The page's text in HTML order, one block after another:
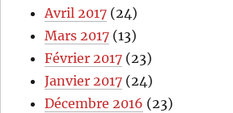
Avril 2017 (24)
Mars 2017 (13)
Février 2017 (23)
Janvier 2017 (24)
Décembre 2016 (23)